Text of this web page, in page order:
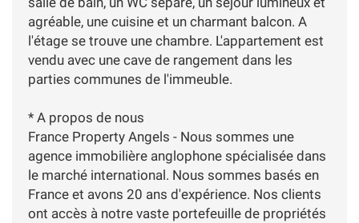
agréable, une cuisine et un charmant balcon. A
l'étage se trouve une chambre. L'appartement est
vendu avec une cave de rangement dans les
parties communes de l'immeuble.
* A propos de nous
France Property Angels - Nous sommes une
agence immobilière anglophone spécialisée dans
le marché international. Nous sommes basés en
France et avons 20 ans d'expérience. Nos clients
ont accès à notre vaste portefeuille de propriétés